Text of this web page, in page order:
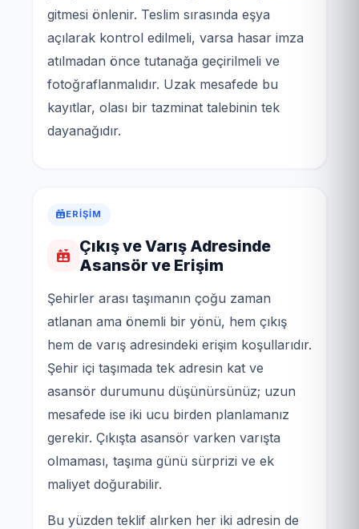
gitmesi önlenir. Teslim sırasında eşya
açılarak kontrol edilmeli, varsa hasar imza
atılmadan önce tutanağa geçirilmeli ve
fotoğraflanmalıdır. Uzak mesafede bu
kayıtlar, olası bir tazminat talebinin tek
dayanağıdır.
ERIŞIM
Çıkış ve Varış Adresinde
Asansör ve Erişim
Şehirler arası taşımanın çoğu zaman
atlanan ama önemli bir yönü, hem çıkış
hem de varış adresindeki erişim koşullarıdır.
Şehir içi taşımada tek adresin kat ve
asansör durumunu düşünürsünüz; uzun
mesafede ise iki ucu birden planlamanız
gerekir. Çıkışta asansör varken varışta
olmaması, taşıma günü sürprizi ve ek
maliyet doğurabilir.
Bu yüzden teklif alırken her iki adresin de